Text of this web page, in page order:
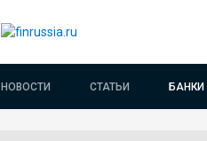
НОВОСТИ СТАТЬИ БАНКИ